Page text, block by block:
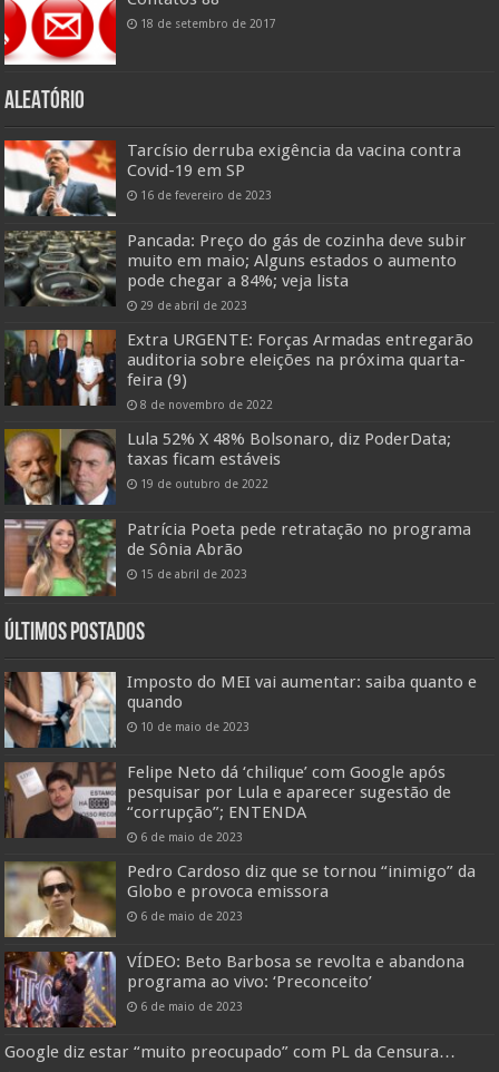
18 de setembro de 2017
ALEATÓRIO
Tarcísio derruba exigência da vacina contra
Covid-19 em SP
16 de fevereiro de 2023
Pancada: Preço do gás de cozinha deve subir
muito em maio; Alguns estados o aumento
pode chegar a 84%; veja lista
29 de abril de 2023
Extra URGENTE: Forças Armadas entregarão
auditoria sobre eleições na próxima quarta-
feira (9)
8 de novembro de 2022
Lula 52% X 48% Bolsonaro, diz PoderData;
taxas ficam estáveis
19 de outubro de 2022
Patrícia Poeta pede retratação no programa
de Sônia Abrão
15 de abril de 2023
ÚLTIMOS POSTADOS
Imposto do MEI vai aumentar: saiba quanto e
quando
10 de maio de 2023
Felipe Neto dá ‘chilique’ com Google após
pesquisar por Lula e aparecer sugestão de
“corrupção”; ENTENDA
6 de maio de 2023
Pedro Cardoso diz que se tornou “inimigo” da
Globo e provoca emissora
6 de maio de 2023
VÍDEO: Beto Barbosa se revolta e abandona
programa ao vivo: ‘Preconceito’
6 de maio de 2023
Google diz estar “muito preocupado” com PL da Censura…